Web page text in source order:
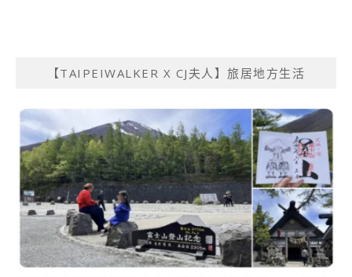
【TAIPEIWALKER X CJ夫人】旅居地方生活